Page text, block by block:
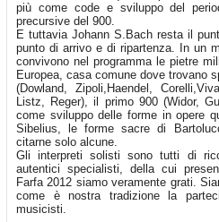
più come code e sviluppo del
precursive del 900.
E tuttavia Johann S.Bach resta il
punto di arrivo e di ripartenza. In un
convivono nel programma le pietre
Europea, casa comune dove trovano
(Dowland, Zipoli,Haendel,
Listz, Reger), il primo 900 (Widor,
come sviluppo delle forme in opere
Sibelius, le forme sacre di
citarne solo alcune.
Gli interpreti solisti sono tutti di
autentici specialisti, della cui
Farfa 2012 siamo veramente grati.
come è nostra tradizione la
musicisti.